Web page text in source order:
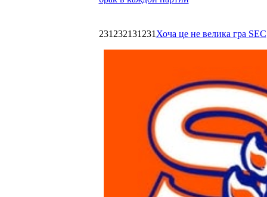
231232131231 Хоча це не велика гра